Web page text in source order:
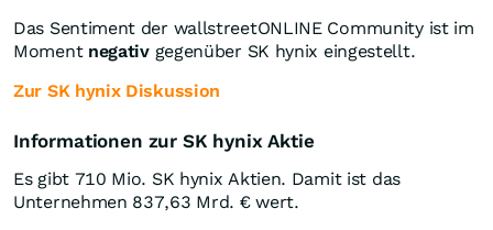
Das Sentiment der wallstreetONLINE Community ist im
Moment negativgegenüber SK hynix eingestellt.
Zur SK hynix Diskussion
Informationen zur SK hynix Aktie
Es gibt 710 Mio. SK hynix Aktien. Damit ist das
Unternehmen 837,63 Mrd. € wert.